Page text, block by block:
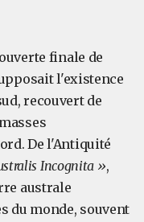
finale de
l'existence
recouvert de
De l'Antiquité
Incognita »,
australe
du monde, souvent